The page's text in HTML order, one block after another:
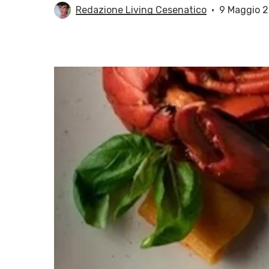
Redazione Living Cesenatico 9 Maggio